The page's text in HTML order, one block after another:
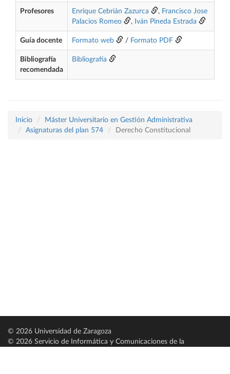
Profesores Enrique Cebrián Zazurca , Francisco Jose
Palacios Romeo
, Iván Pineda Estrada
Guía docente Formato web / Formato PDF
Bibliografía
recomendada
Bibliografía
Inicio
Máster Universitario en Gestión Administrativa
Asignaturas del plan 574
Derecho Constitucional
© 2026 Universidad de Zaragoza
© 2026 Servicio de Informática y Comunicaciones de la